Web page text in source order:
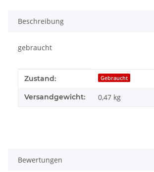
Beschreibung
gebraucht
Produkteigenschaft
Wert
Zustand: Gebraucht
Versandgewicht: 0,47 kg
Bewertungen